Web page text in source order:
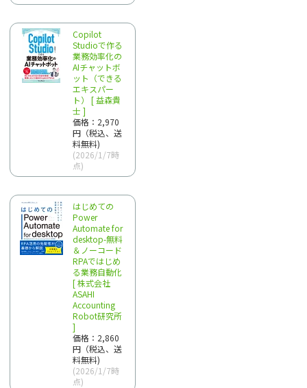
Copilot
Studioで作る
業務効率化の
AIチャットボ
ット（できる
エキスパー
ト） [ 益森貴
士 ]
価格：2,970
円（税込、送
料無料)
(2026/1/7時
点)
はじめての
Power
Automate for
desktop-無料
＆ノーコード
RPAではじめ
る業務自動化
[ 株式会社
ASAHI
Accounting
Robot研究所
]
価格：2,860
円（税込、送
料無料)
(2026/1/7時
点)